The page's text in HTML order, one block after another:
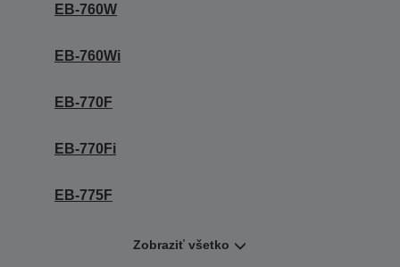
EB-760W
EB-760Wi
EB-770F
EB-770Fi
EB-775F
Zobraziť všetko